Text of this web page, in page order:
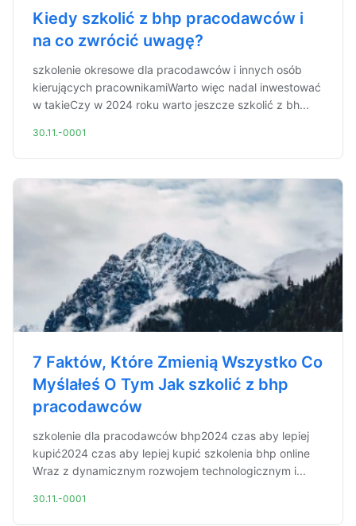
Kiedy szkolić z bhp pracodawców i
na co zwrócić uwagę?
szkolenie okresowe dla pracodawców i innych osób
kierujących pracownikamiWarto więc nadal inwestować
w takieCzy w 2024 roku warto jeszcze szkolić z bh...
30.11.-0001
7 Faktów, Które Zmienią Wszystko Co
Myślałeś O Tym Jak szkolić z bhp
pracodawców
szkolenie dla pracodawców bhp2024 czas aby lepiej
kupić2024 czas aby lepiej kupić szkolenia bhp online
Wraz z dynamicznym rozwojem technologicznym i...
30.11.-0001